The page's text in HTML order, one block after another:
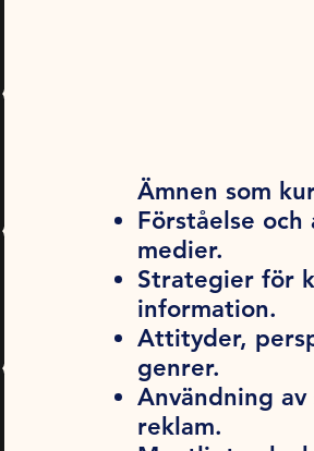
Ämnen som
Förståelse
medier.
Strategier för
information.
Attityder,
genrer.
Användning
reklam.